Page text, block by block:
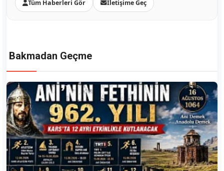
Tüm Haberleri Gör İletişime Geç
Bakmadan Geçme